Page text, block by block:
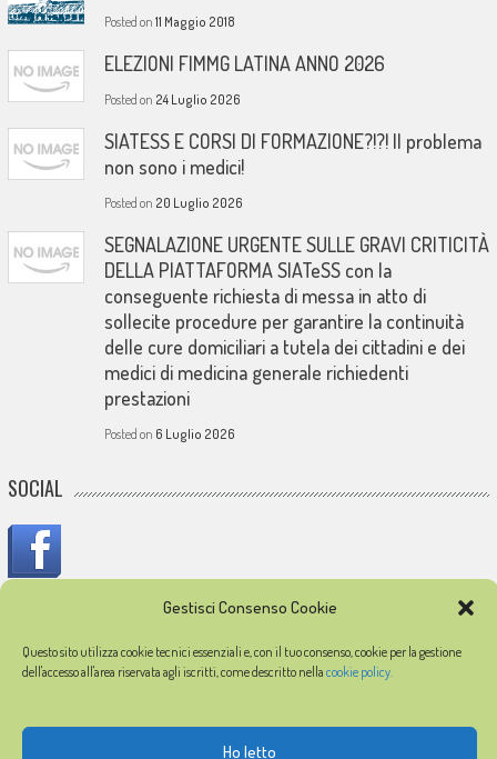
Gestisci Consenso Cookie
Questo sito utilizza cookie tecnici essenziali e, con il tuo consenso, cookie per la gestione
dell'accesso all'area riservata agli iscritti, come descritto nella cookie policy.
Ho letto
Posted on 11 Maggio 2018
ELEZIONI FIMMG LATINA ANNO 2026
Posted on 24 Luglio 2026
SIATESS E CORSI DI FORMAZIONE?!?! Il problema
non sono i medici!
Posted on 20 Luglio 2026
SEGNALAZIONE URGENTE SULLE GRAVI CRITICITÀ
DELLA PIATTAFORMA SIATeSS con la
conseguente richiesta di messa in atto di
sollecite procedure per garantire la continuità
delle cure domiciliari a tutela dei cittadini e dei
medici di medicina generale richiedenti
prestazioni
Posted on 6 Luglio 2026
SOCIAL
In memoria dei medici caduti durante l'epidemia di COVID-19